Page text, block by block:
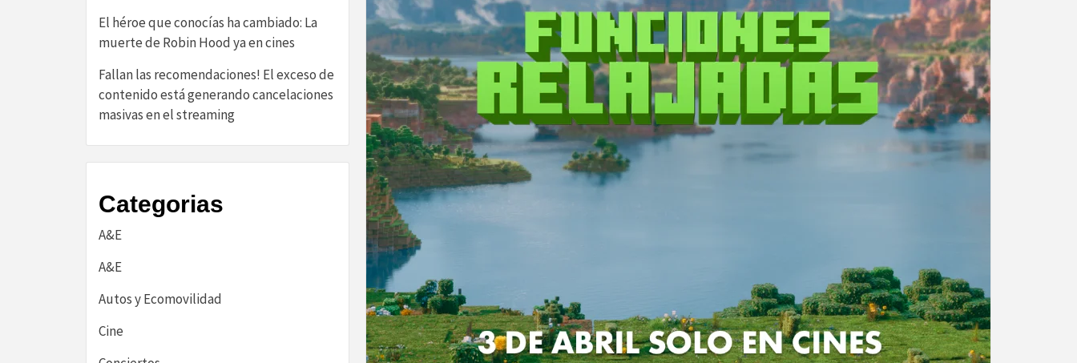
El héroe que conocías ha cambiado: La
muerte de Robin Hood ya en cines
Fallan las recomendaciones! El exceso de
contenido está generando cancelaciones
masivas en el streaming
Categorias
A&E
A&E
Autos y Ecomovilidad
Cine